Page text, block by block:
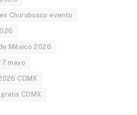
Churubusco evento
México 2026
mayo
CDMX
CDMX